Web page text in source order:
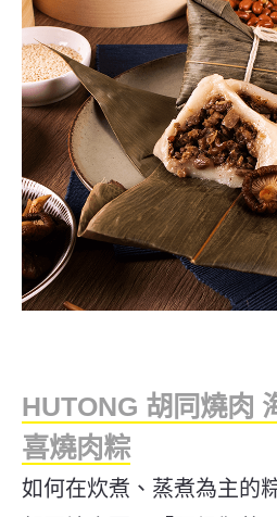
HUTONG 胡同燒肉
喜燒肉粽
如何在炊煮、蒸煮為主的